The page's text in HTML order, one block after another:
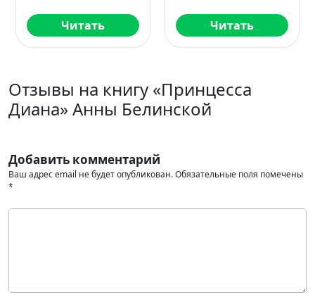
Читать Читать
Отзывы на книгу «Принцесса
Диана» Анны Белинской
Добавить комментарий
Ваш адрес email не будет опубликован.Обязательные поля помечены
*